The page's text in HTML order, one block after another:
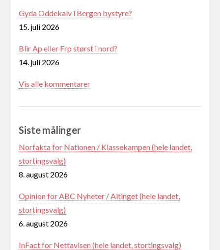
Gyda Oddekalv i Bergen bystyre?
15. juli 2026
Blir Ap eller Frp størst i nord?
14. juli 2026
Vis alle kommentarer
Siste målinger
Norfakta for Nationen / Klassekampen (hele landet,
stortingsvalg)
8. august 2026
Opinion for ABC Nyheter / Altinget (hele landet,
stortingsvalg)
6. august 2026
InFact for Nettavisen (hele landet, stortingsvalg)